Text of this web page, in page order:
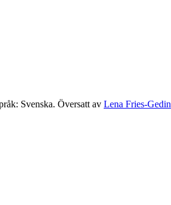
Svenska. Översatt av Lena Fries-Gedin